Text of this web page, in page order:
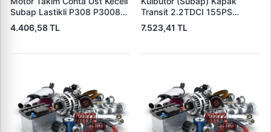
Subap Lastikli P308 P3008
Partner Tepe P207 P508 C3
3 DS3 DS5 C5 3 | PAYEN
AA UST
4.406,58 TL
Transit 2.2TDCI 155PS
O.Ceker-A.Ceker V347-
V362-V363-Ranger 11>
Euro 5 | PSA 9675691480 |
7.523,41 TL